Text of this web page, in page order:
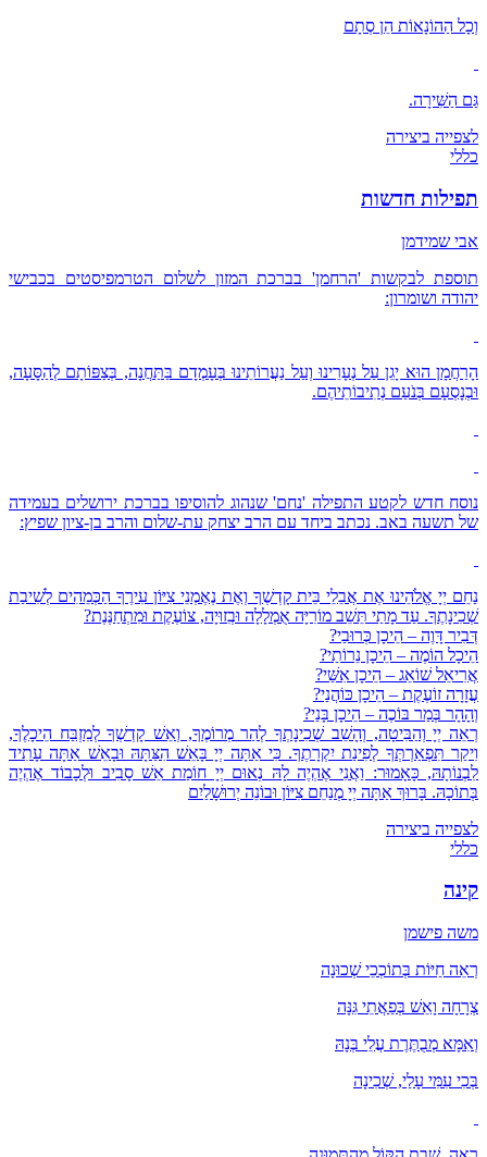
וְכָל הַהוֹנָאוֹת הֵן סְתָם
גַּם הַשִּׁירָה.
לצפייה ביצירה
כללי
תפילות חדשות
אבי שמידמן
תוספת לבקשות 'הרחמן' בברכת המזון לשלום הטרמפיסטים בכבישי
יהודה ושומרון:
הָרַחֲמָן הוּא יָגֵן עַל נְעָרֵינוּ וְעַל נַעֲרוֹתֵינוּ בְּעָמְדָם בַּתַּחֲנָה, בְּצַפּוֹתָם לְהַסָּעָה,
וּבְנָסְעָם בְּנֹעַם נְתִיבוֹתֵיהֶם.
נוסח חדש לקטע התפילה 'נחם' שנהוג להוסיפו בברכת ירושלים בעמידה
של תשעה באב. נכתב ביחד עם הרב יצחק עת-שלום והרב בן-ציון שפיץ:
נַחֵם יְיָ אֱלֹהֵינוּ אֶת אֲבֵלֵי בֵּית קָדְשֶׁךָ וְאֶת נֶאֶמְנֵי צִיּוֹן עִירֶךָ הַכְּמֵהִים לְשִׁיבַת
שְׁכִינָתֶךָ. עַד מָתַי תֵּשֵׁב מוֹרִיָּה אֻמְלָלָה וּבְִזוּיָה, צוֹעֶקֶת וּמִתְחַנֶּנֶת?
דְּבִיר דָּוֶה – הֵיכָן כְּרוּבַי?
הֵיכָל הוֹמֶה – הֵיכָן נֵרוֹתַי?
אֲרִיאֵל שׁוֹאֵג – הֵיכָן אִשַּׁי?
עֲזָרָה זוֹעֶקֶת – הֵיכָן כּוֹהֲנַי?
וְהָהָר בְּמַר בּוֹכֶה – הֵיכָן בָּנַי?
רְאֵה יְיָ וְהַבִּיטָה, וְהָשֵׁב שְׁכִינָתְךָ לְהַר מְרוֹמֶךָ, וְאֵשׁ קָדְשְׁךָ לְמִזְבַּח הֵיכָלֶךָ,
וִיקַר תִּפְאַרְתְּךָ לְפִינַת יִקְרָתֶךָ. כִּי אַתָּה יְיָ בָּאֵשׁ הִצַּתָּהּ וּבָאֵשׁ אַתָּה עָתִיד
לִבְנוֹתָהּ, כָּאָמוּר: וַאֲנִי אֶהְיֶה לָהּ נְאוּם יְיָ חוֹמַת אֵשׁ סָבִיב וּלְכָבוֹד אֶהְיֶה
בְּתוֹכָהּ. בָּרוּךְ אַתָּה יְיָ מְנַחֵם צִיּוֹן וּבוֹנֵה יְרוּשָׁלַיִם
לצפייה ביצירה
כללי
קינה
משה פישמן
רְאֵה חַיּוֹת בְּתוֹכְכֵי שְׁכוּנָה
צְרָחָה וָאֵשׁ בְּפַאֲתֵי גִּנָּה
וְאִמָּא מְבֻתֶּרֶת עֲלֵי בְּנָהּ
בְּכִי עִמִּי עָלַי, שְׁכִינָה